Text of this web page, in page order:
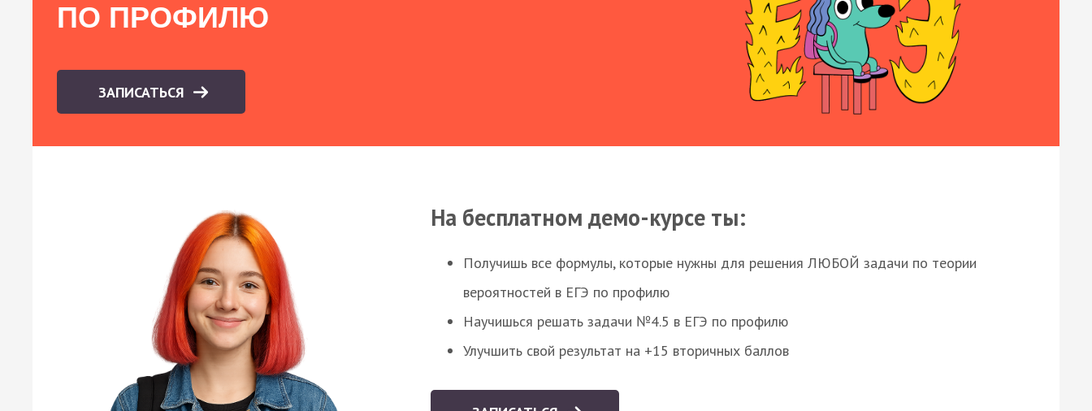
ПО ПРОФИЛЮ
ЗАПИСАТЬСЯ
На бесплатном демо-курсе ты:
Получишь все формулы, которые нужны для решения ЛЮБОЙ задачи по теории
вероятностей в ЕГЭ по профилю
Научишься решать задачи №4.5 в ЕГЭ по профилю
Улучшить свой результат на +15 вторичных баллов